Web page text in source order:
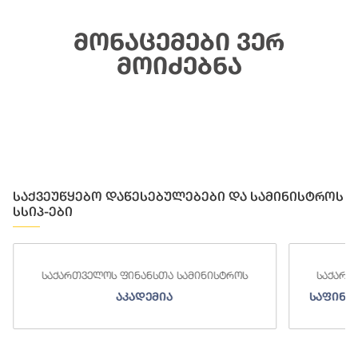
მონაცემები ვერ
მოიძებნა
საქვეუწყებო დაწესებულებები და სამინისტროს
სსიპ-ები
საქართველოს ფინანსთა სამინისტროს
აკადემია